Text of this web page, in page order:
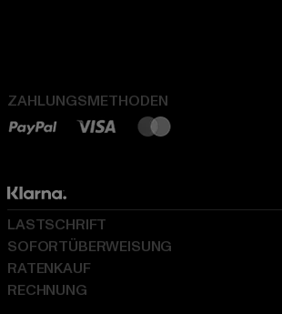
ZAHLUNGSMETHODEN
LASTSCHRIFT
SOFORTÜBERWEISUNG
RATENKAUF
RECHNUNG